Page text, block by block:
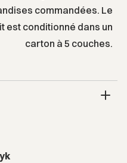
commandées. Le
est conditionné dans un
carton à 5 couches.